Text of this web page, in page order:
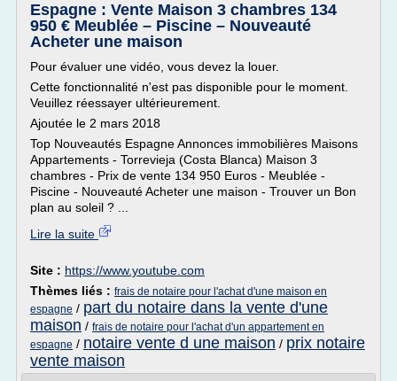
Espagne : Vente Maison 3 chambres 134
950 € Meublée – Piscine – Nouveauté
Acheter une maison
Pour évaluer une vidéo, vous devez la louer.
Cette fonctionnalité n'est pas disponible pour le moment.
Veuillez réessayer ultérieurement.
Ajoutée le 2 mars 2018
Top Nouveautés Espagne Annonces immobilières Maisons
Appartements - Torrevieja (Costa Blanca) Maison 3
chambres - Prix de vente 134 950 Euros - Meublée -
Piscine - Nouveauté Acheter une maison - Trouver un Bon
plan au soleil ? ...
Lire la suite
Site : https://www.youtube.com
Thèmes liés : frais de notaire pour l'achat d'une maison en
espagne / part du notaire dans la vente d'une
maison / frais de notaire pour l'achat d'un appartement en
espagne / notaire vente d une maison / prix notaire
vente maison